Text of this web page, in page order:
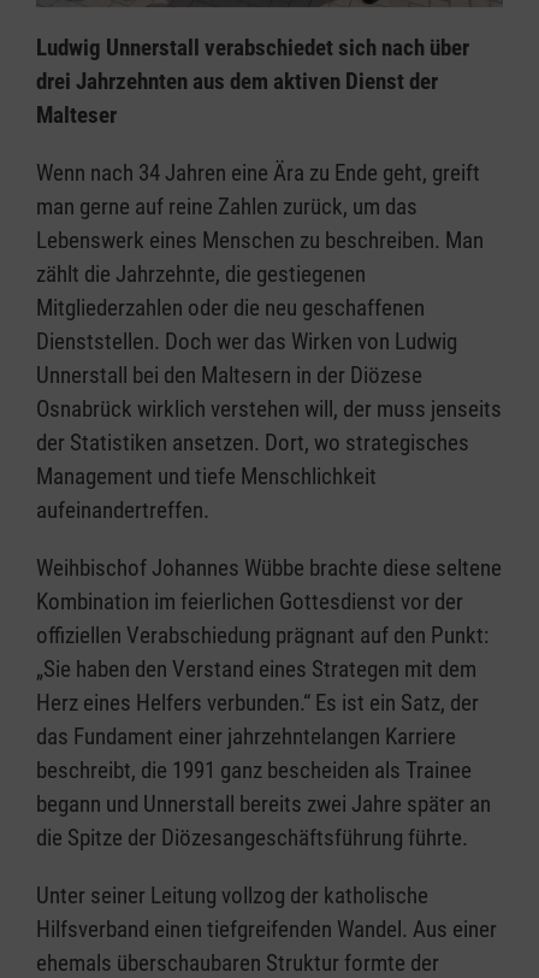
Ludwig Unnerstall verabschiedet sich nach über
drei Jahrzehnten aus dem aktiven Dienst der
Malteser
Wenn nach 34 Jahren eine Ära zu Ende geht, greift
man gerne auf reine Zahlen zurück, um das
Lebenswerk eines Menschen zu beschreiben. Man
zählt die Jahrzehnte, die gestiegenen
Mitgliederzahlen oder die neu geschaffenen
Dienststellen. Doch wer das Wirken von Ludwig
Unnerstall bei den Maltesern in der Diözese
Osnabrück wirklich verstehen will, der muss jenseits
der Statistiken ansetzen. Dort, wo strategisches
Management und tiefe Menschlichkeit
aufeinandertreffen.
Weihbischof Johannes Wübbe brachte diese seltene
Kombination im feierlichen Gottesdienst vor der
offiziellen Verabschiedung prägnant auf den Punkt:
„Sie haben den Verstand eines Strategen mit dem
Herz eines Helfers verbunden.“ Es ist ein Satz, der
das Fundament einer jahrzehntelangen Karriere
beschreibt, die 1991 ganz bescheiden als Trainee
begann und Unnerstall bereits zwei Jahre später an
die Spitze der Diözesangeschäftsführung führte.
Unter seiner Leitung vollzog der katholische
Hilfsverband einen tiefgreifenden Wandel. Aus einer
ehemals überschaubaren Struktur formte der